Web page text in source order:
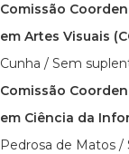
Comissão
em Artes Visuais
Cunha / Sem
Comissão
em Ciência da
Pedrosa de Matos /